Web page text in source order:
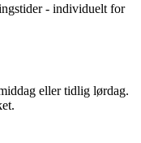
- individuelt for
eller tidlig lørdag.